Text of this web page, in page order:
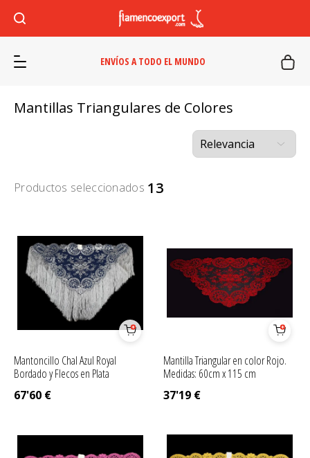
ENVÍOS A TODO EL MUNDO
Mantillas Triangulares de Colores
Productos seleccionados 13
Mantoncillo Chal Azul Royal
Bordado y Flecos en Plata
67'60 €
Mantilla Triangular en color Rojo.
Medidas: 60cm x 115 cm
37'19 €